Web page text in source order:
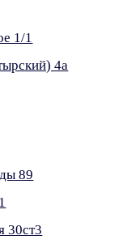
1/1
4а
89
30ст3